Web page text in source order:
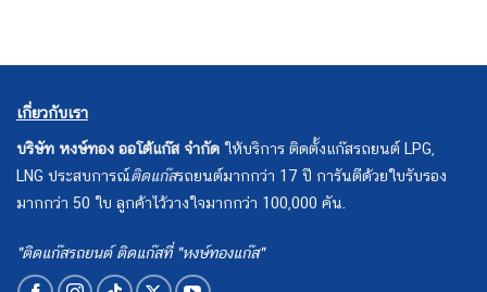
เกี่ยวกับเรา
บริษัท หงษ์ทอง ออโต้แก๊ส จำกัด ให้บริการ ติดตั้งแก๊สรถยนต์ LPG,
LNG ประสบการณ์ติดแก๊สรถยนต์มากกว่า 17 ปี การันตีด้วยใบรับรอง
มากกว่า 50 ใบ ลูกค้าไว้วางใจมากกว่า 100,000 คัน.
"ติดแก๊สรถยนต์ ติดแก๊สที่ "หงษ์ทองแก๊ส"